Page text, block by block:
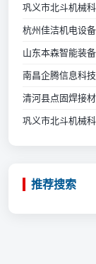
巩义市北斗机械
杭州佳洁机电设
山东本森智能装备
南昌企腾信息科
清河县点固焊接
巩义市北斗机械
推荐搜索